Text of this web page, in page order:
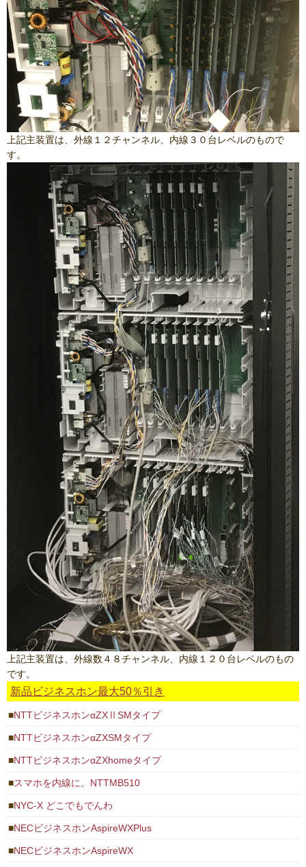
上記主装置は、外線１２チャンネル、内線３０台レベルのもので
す。
上記主装置は、外線数４８チャンネル、内線１２０台レベルのもの
です。
新品ビジネスホン最大50％引き
NTTビジネスホンαZXⅡSMタイプ
NTTビジネスホンαZXSMタイプ
NTTビジネスホンαZXhomeタイプ
スマホを内線に。NTTMB510
NYC-X どこでもでんわ
NECビジネスホンAspireWXPlus
NECビジネスホンAspireWX